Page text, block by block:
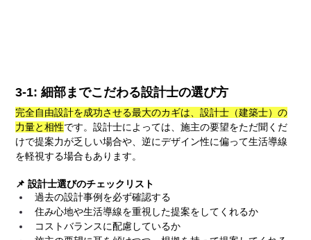
3-1: 細部までこだわる設計士の選び方
完全自由設計を成功させる最大のカギは、設計士（建築士）の
力量と相性です。設計士によっては、施主の要望をただ聞くだ
けで提案力が乏しい場合や、逆にデザイン性に偏って生活導線
を軽視する場合もあります。
📌 設計士選びのチェックリスト
過去の設計事例を必ず確認する
住み心地や生活導線を重視した提案をしてくれるか
コストバランスに配慮しているか